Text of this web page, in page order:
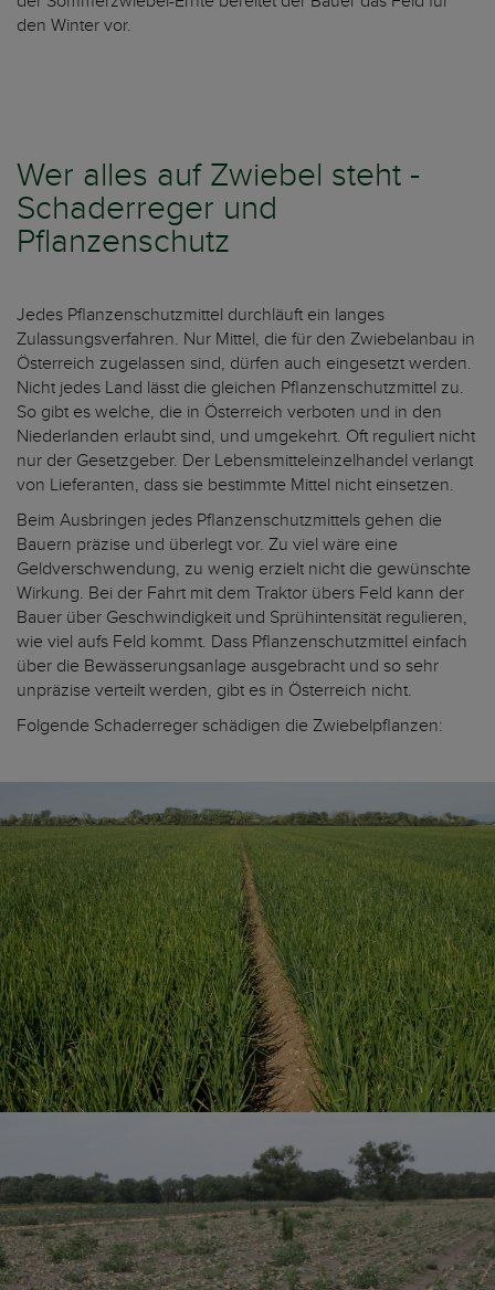
den Winter vor.
Wer alles auf Zwiebel steht -
Schaderreger und
Pflanzenschutz
Jedes Pflanzenschutzmittel durchläuft ein langes
Zulassungsverfahren. Nur Mittel, die für den Zwiebelanbau in
Österreich zugelassen sind, dürfen auch eingesetzt werden.
Nicht jedes Land lässt die gleichen Pflanzenschutzmittel zu.
So gibt es welche, die in Österreich verboten und in den
Niederlanden erlaubt sind, und umgekehrt. Oft reguliert nicht
nur der Gesetzgeber. Der Lebensmitteleinzelhandel verlangt
von Lieferanten, dass sie bestimmte Mittel nicht einsetzen.
Beim Ausbringen jedes Pflanzenschutzmittels gehen die
Bauern präzise und überlegt vor. Zu viel wäre eine
Geldverschwendung, zu wenig erzielt nicht die gewünschte
Wirkung. Bei der Fahrt mit dem Traktor übers Feld kann der
Bauer über Geschwindigkeit und Sprühintensität regulieren,
wie viel aufs Feld kommt. Dass Pflanzenschutzmittel einfach
über die Bewässerungsanlage ausgebracht und so sehr
unpräzise verteilt werden, gibt es in Österreich nicht.
Folgende Schaderreger schädigen die Zwiebelpflanzen: